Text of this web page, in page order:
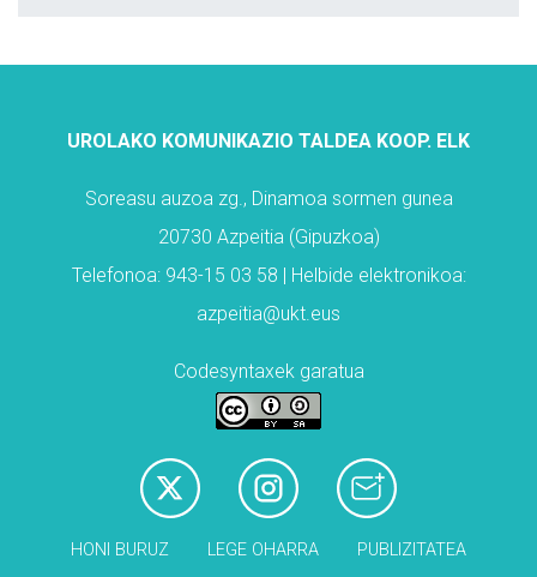
UROLAKO KOMUNIKAZIO TALDEA KOOP. ELK
Soreasu auzoa zg., Dinamoa sormen gunea
20730 Azpeitia (Gipuzkoa)
Telefonoa: 943-15 03 58 | Helbide elektronikoa:
azpeitia@ukt.eus
Codesyntaxek garatua
HONI BURUZ LEGE OHARRA PUBLIZITATEA